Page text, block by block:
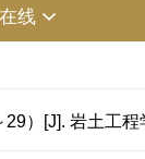
线
）[J]. 岩土工程